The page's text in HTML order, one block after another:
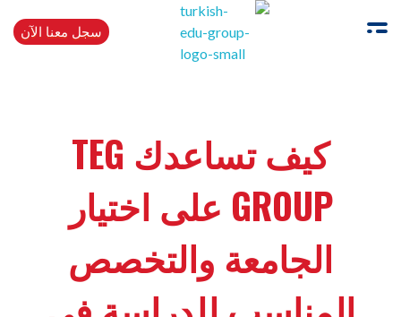
سجل معنا الآن
كيف تساعدك TEG
GROUP على اختيار
الجامعة والتخصص